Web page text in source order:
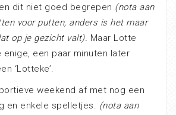
dit niet goed begrepen (nota aan
voor putten, anders is het maar
op je gezicht valt). Maar Lotte
enige, een paar minuten later
‘Lotteke’.
weekend af met nog een
en enkele spelletjes. (nota aan